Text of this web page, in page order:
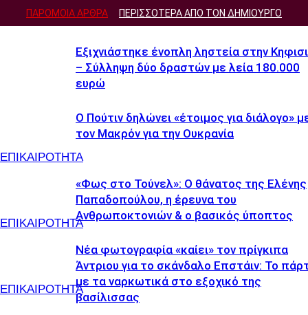
ΠΑΡΟΜΟΙΑ ΑΡΘΡΑ ΠΕΡΙΣΣΟΤΕΡΑ ΑΠΟ ΤΟΝ ΔΗΜΙΟΥΡΓΟ
ΕΠΙΚΑΙΡΟΤΗΤΑ
Εξιχνιάστηκε ένοπλη ληστεία στην
– Σύλληψη δύο δραστών με λεία 180.000
ευρώ
ΕΠΙΚΑΙΡΟΤΗΤΑ
Ο Πούτιν δηλώνει «έτοιμος για διάλογο»
τον Μακρόν για την Ουκρανία
ΕΠΙΚΑΙΡΟΤΗΤΑ
«Φως στο Τούνελ»: Ο θάνατος της Ελένης
Παπαδοπούλου, η έρευνα του
Ανθρωποκτονιών & ο βασικός ύποπτος
Νέα φωτογραφία «καίει» τον πρίγκιπα
Άντριου για το σκάνδαλο Επστάιν: Το
με τα ναρκωτικά στο εξοχικό της
βασίλισσας